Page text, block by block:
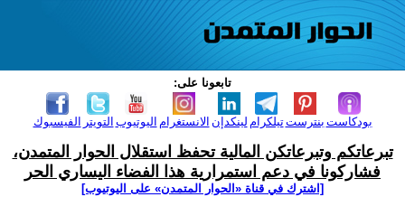
تابعونا على:
الفيسبوك التويتر اليوتيوب الانستغرام لينكدإن تيلكرامبنترست بودكاست
تبرعاتكم وتبرعاتكن المالية تحفظ استقلال الحوار المتمدن،
فشاركونا في دعم استمرارية هذا الفضاء اليساري الحر
[اشترك في قناة ‫«الحوار المتمدن» على اليوتيوب]